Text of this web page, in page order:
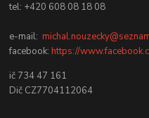
tel: +420 608 08 18 08
e-mail:
facebook:https://
ič 734 47 161
Dič CZ7704112064